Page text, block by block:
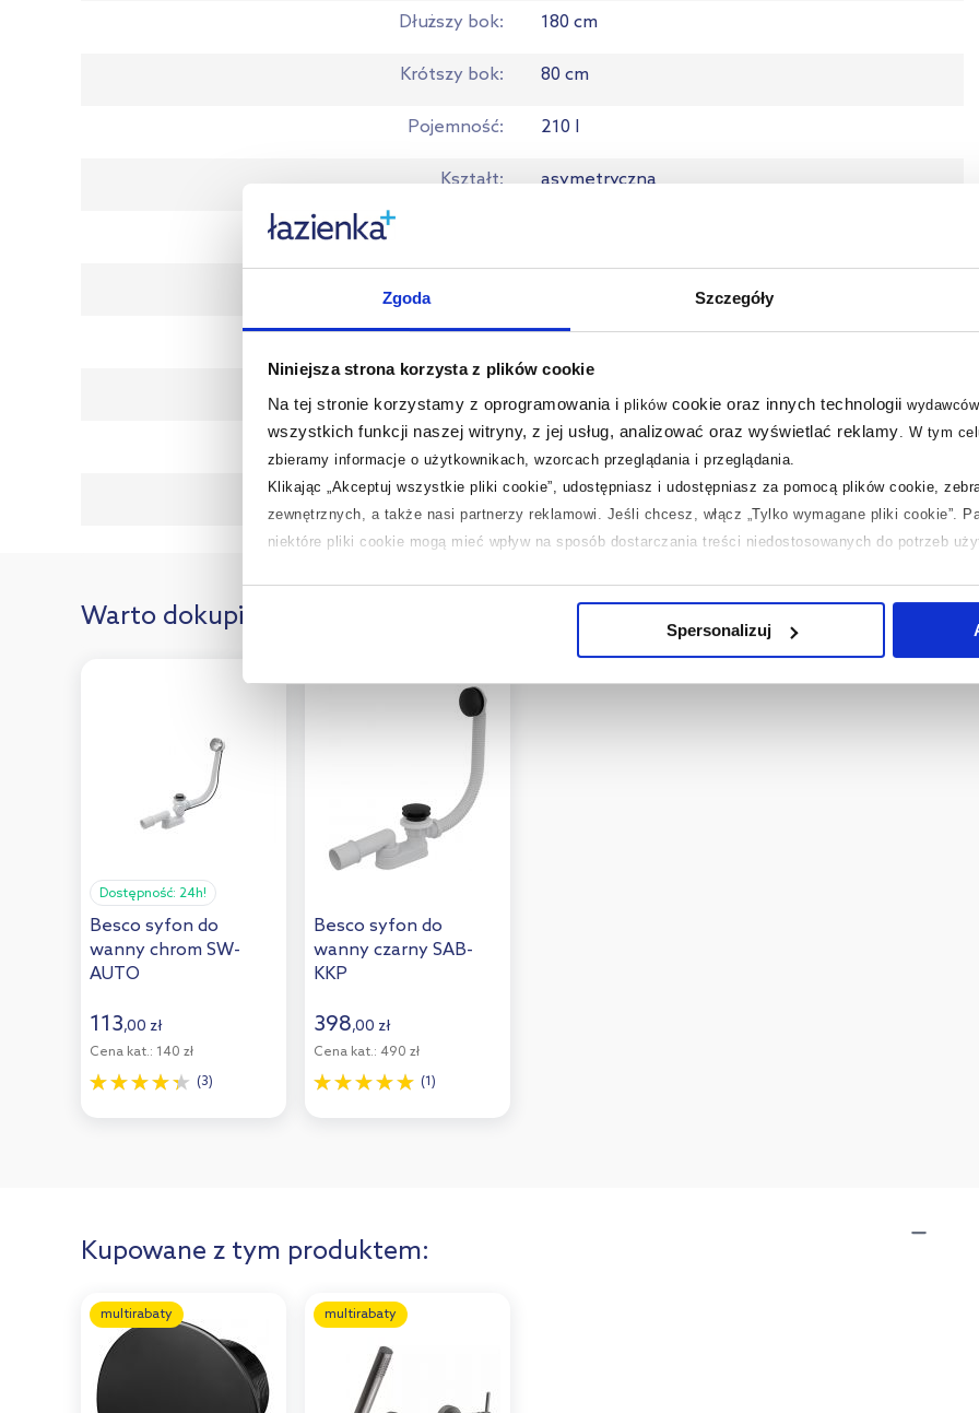
Zgoda Szczegóły
Niniejsza strona korzysta z plików cookie
Na tej stronie korzystamy z oprogramowania i plikówcookie oraz innych technologii wydawców
wszystkich funkcji naszej witryny, z jej usług, analizować oraz wyświetlać reklamy
W tym
zbieramy informacje o użytkownikach, wzorcach przeglądania i przeglądania.
Klikając „Akceptuj wszystkie pliki cookie”, udostępniasz i udostępniasz za pomocą plików cookie,
zewnętrznych, a także nasi partnerzy reklamowi. Jeśli chcesz, włącz „Tylko wymagane pliki cookie”.
niektóre pliki cookie mogą mieć wpływ na sposób dostarczania treści niedostosowanych do potrzeb
na temat plików cookie i tego, dlaczego ich przepisy, przejdź do zakładek „Informacje o plikach
Spersonalizuj
Dłuższy bok 180 cm
Krótszy bok 80 cm
Pojemność 210 l
Kształt asymetryczna
Wyposażenie nogi
Kolor biały
Gwarancja Pobierz
Warto dokupić:
Dostępność: 24h!
Besco syfon do
wanny chrom SW-
AUTO
113,00 zł
Cena kat.: 140 zł
(3)
Besco syfon do
wanny czarny SAB-
KKP
398,00 zł
Cena kat.: 490 zł
(1)
Kupowane z tym produktem:
multirabaty multirabaty